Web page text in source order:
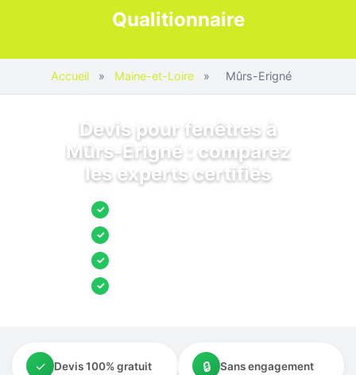
Qualitionnaire
Accueil » Maine-et-Loire » Mûrs-Erigné
Devis pour fenêtres à
Mûrs-Erigné : comparez
les experts certifiés
✓
✓
✓
✓
✓ Devis 100% gratuit 🔒 Sans engagement